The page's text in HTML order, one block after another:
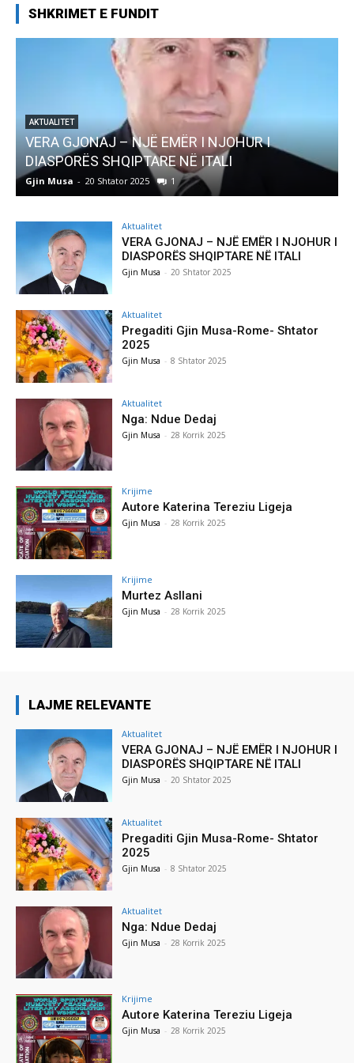
SHKRIMET E FUNDIT
EMËR I NJOHUR I
NË ITALI
1
AKTUALITET
Pregaditi Gjin Musa-
Gjin Musa
Aktualitet
VERA GJONAJ – NJË EMËR I NJOHUR I
DIASPORËS SHQIPTARE NË ITALI
Gjin Musa - 20 Shtator 2025
Aktualitet
Pregaditi Gjin Musa-Rome- Shtator
2025
Gjin Musa - 8 Shtator 2025
Aktualitet
Nga: Ndue Dedaj
Gjin Musa - 28 Korrik 2025
Krijime
Autore Katerina Tereziu Ligeja
Gjin Musa - 28 Korrik 2025
Krijime
Murtez Asllani
Gjin Musa - 28 Korrik 2025
LAJME RELEVANTE
Aktualitet
VERA GJONAJ – NJË EMËR I NJOHUR I
DIASPORËS SHQIPTARE NË ITALI
Gjin Musa - 20 Shtator 2025
Aktualitet
Pregaditi Gjin Musa-Rome- Shtator
2025
Gjin Musa - 8 Shtator 2025
Aktualitet
Nga: Ndue Dedaj
Gjin Musa - 28 Korrik 2025
Krijime
Autore Katerina Tereziu Ligeja
Gjin Musa - 28 Korrik 2025